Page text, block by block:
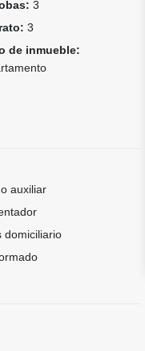
3
3
de inmueble:
auxiliar
domiciliario